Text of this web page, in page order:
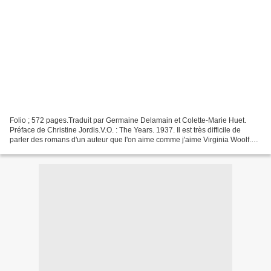
Folio ; 572 pages.Traduit par Germaine Delamain et Colette-Marie Huet.
Préface de Christine Jordis.V.O. : The Years. 1937. Il est très difficile de
parler des romans d'un auteur que l'on aime comme j'aime Virginia Woolf.